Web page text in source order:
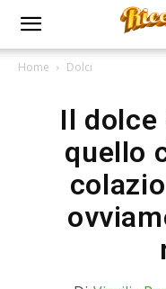
Home Dolci
Il dolce
quello